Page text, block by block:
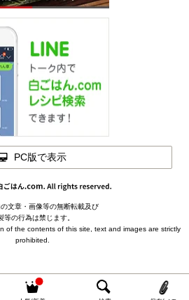
分)
ほど）
3切
… 6～8尾
,しめじなど好みの分量
を袋に詰める（普通にだし取りしても
閉じる
PC版で表示
文章・画像等の無断転載及び
等の行為は禁じます。
of the contents of this site, text and images are strictly
prohibited.